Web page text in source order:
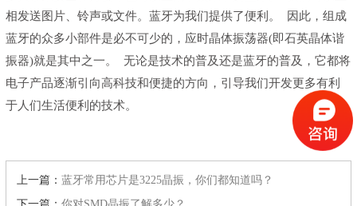
相发送图片、铃声或文件。蓝牙为我们提供了便利。 因此，组成
蓝牙的众多小部件是必不可少的，应时晶体振荡器(即石英晶体谐
振器)就是其中之一。 无论是技术的普及还是蓝牙的普及，它都将
电子产品逐渐引向高科技和便捷的方向，引导我们开发更多有利
于人们生活便利的技术。
上一篇： 蓝牙常用芯片是3225晶振​，你们都知道吗？